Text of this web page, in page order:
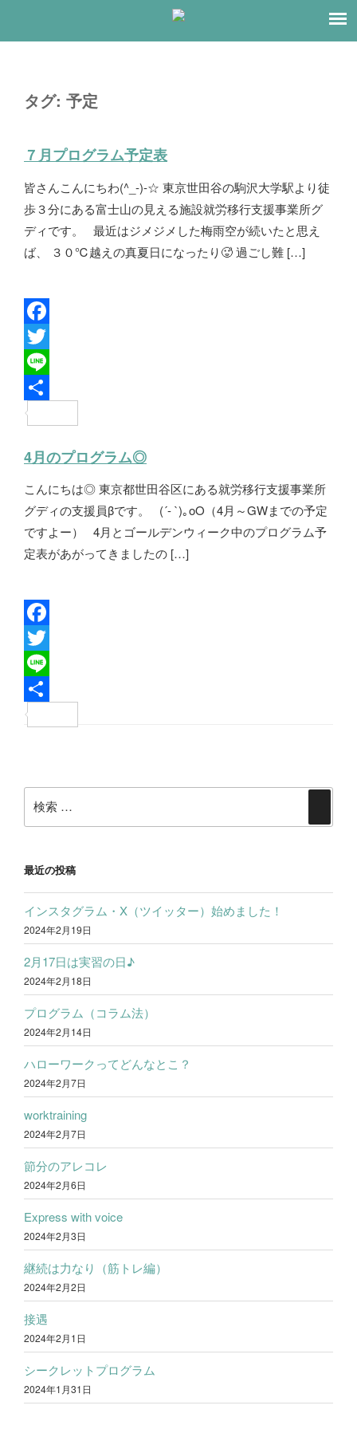
タグ: 予定
７月プログラム予定表
皆さんこんにちわ(^_-)-☆ 東京世田谷の駒沢大学駅より徒
歩３分にある富士山の見える施設就労移行支援事業所グ
ディです。 最近はジメジメした梅雨空が続いたと思え
ば、 ３０℃越えの真夏日になったり🥵 過ごし難 […]
F
a
c
e
o
o
k
T
w
i
t
e
r
L
i
e
4月のプログラム◎
こんにちは◎ 東京都世田谷区にある就労移行支援事業所
グディの支援員βです。 (´- `)｡oO（4月～GWまでの予定
ですよー） 4月とゴールデンウィーク中のプログラム予
定表があがってきましたの […]
F
a
c
e
o
T
w
i
e
L
i
ナ
ビ
ー
シ
ョ
ン
索:
索
最近の投稿
インスタグラム・X（ツイッター）始めました！
2024年2月19日
2月17日は実習の日♪
2024年2月18日
プログラム（コラム法）
2024年2月14日
ハローワークってどんなとこ？
2024年2月7日
worktraining
2024年2月7日
節分のアレコレ
2024年2月6日
Express with voice
2024年2月3日
継続は力なり（筋トレ編）
2024年2月2日
接遇
2024年2月1日
シークレットプログラム
2024年1月31日